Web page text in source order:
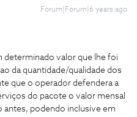
Forum|Forum|6 years ago
determinado valor que lhe foi
da quantidade/qualidade dos
que o operador defendera a
do pacote o valor mensal
antes, podendo inclusive em